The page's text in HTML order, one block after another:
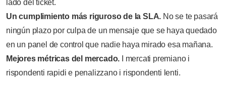
lado del ticket.
Un cumplimiento más riguroso de la SLA. No se te pasará
ningún plazo por culpa de un mensaje que se haya quedado
en un panel de control que nadie haya mirado esa mañana.
Mejores métricas del mercado.
I mercati premiano i
rispondenti rapidi e penalizzano i rispondenti lenti.